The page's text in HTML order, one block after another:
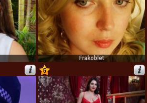
Frakoblet
5
54